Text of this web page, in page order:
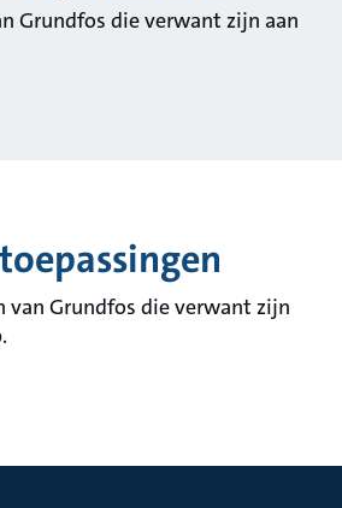
Grundfos die verwant zijn aan
van Grundfos die verwant zijn